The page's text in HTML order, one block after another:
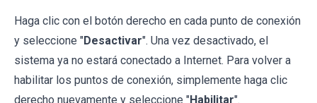
Haga clic con el botón derecho en cada punto de conexión
y seleccione "Desactivar". Una vez desactivado, el
sistema ya no estará conectado a Internet. Para volver a
habilitar los puntos de conexión, simplemente haga clic
derecho nuevamente y seleccione "Habilitar".